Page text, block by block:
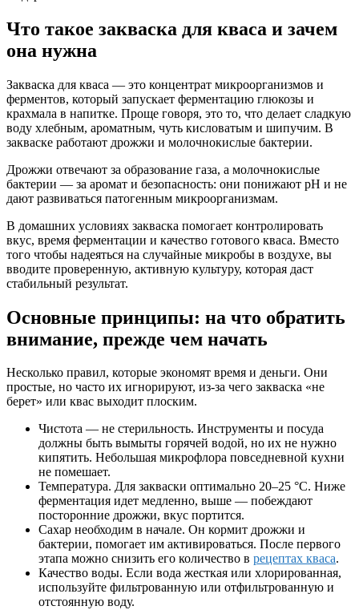
Что такое закваска для кваса и зачем
она нужна
Закваска для кваса — это концентрат микроорганизмов и
ферментов, который запускает ферментацию глюкозы и
крахмала в напитке. Проще говоря, это то, что делает сладкую
воду хлебным, ароматным, чуть кисловатым и шипучим. В
закваске работают дрожжи и молочнокислые бактерии.
Дрожжи отвечают за образование газа, а молочнокислые
бактерии — за аромат и безопасность: они понижают pH и не
дают развиваться патогенным микроорганизмам.
В домашних условиях закваска помогает контролировать
вкус, время ферментации и качество готового кваса. Вместо
того чтобы надеяться на случайные микробы в воздухе, вы
вводите проверенную, активную культуру, которая даст
стабильный результат.
Основные принципы: на что обратить
внимание, прежде чем начать
Несколько правил, которые экономят время и деньги. Они
простые, но часто их игнорируют, из-за чего закваска «не
берет» или квас выходит плоским.
Чистота — не стерильность. Инструменты и посуда
должны быть вымыты горячей водой, но их не нужно
кипятить. Небольшая микрофлора повседневной кухни
не помешает.
Температура. Для закваски оптимально 20–25 °C. Ниже
ферментация идет медленно, выше — побеждают
посторонние дрожжи, вкус портится.
Сахар необходим в начале. Он кормит дрожжи и
бактерии, помогает им активироваться. После первого
этапа можно снизить его количество в рецептах кваса.
Качество воды. Если вода жесткая или хлорированная,
используйте фильтрованную или отфильтрованную и
отстоянную воду.